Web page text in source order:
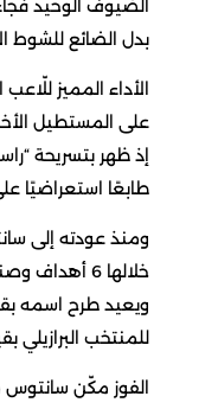
الضيوف الوحيد
بدل الضائع للشوط
على المستطيل
إذ ظهر بتسريحة
طابعًا استعراضيًا
ويعيد طرح اسمه
للمنتخب البرازيلي
الفوز مكّن